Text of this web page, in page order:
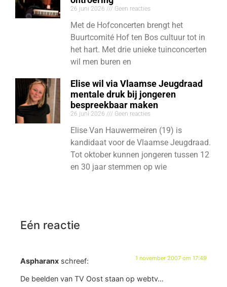
26 juni 2026 Geen reacties
Met de Hofconcerten brengt het
Buurtcomité Hof ten Bos cultuur tot in
het hart. Met drie unieke tuinconcerten
wil men buren en
Elise wil via Vlaamse Jeugdraad
mentale druk bij jongeren
bespreekbaar maken
26 juni 2026 Geen reacties
Elise Van Hauwermeiren (19) is
kandidaat voor de Vlaamse Jeugdraad.
Tot oktober kunnen jongeren tussen 12
en 30 jaar stemmen op wie
Eén reactie
Aspharanx schreef: 1 november 2007 om 17:49
De beelden van TV Oost staan op webtv…